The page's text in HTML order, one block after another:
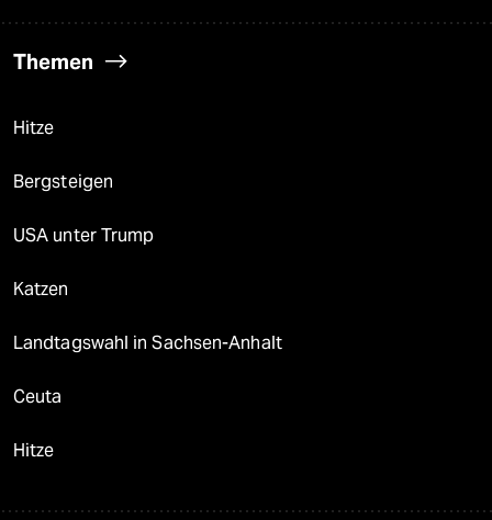
Themen
Hitze
Bergsteigen
USA unter Trump
Katzen
Landtagswahl in Sachsen-Anhalt
Ceuta
Hitze